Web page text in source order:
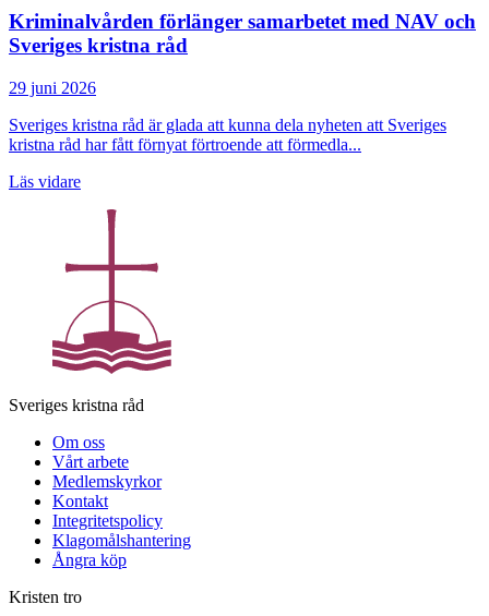
Kriminalvården förlänger samarbetet med NAV och
Sveriges kristna råd
29 juni 2026
Sveriges kristna råd är glada att kunna dela nyheten att Sveriges
kristna råd har fått förnyat förtroende att förmedla...
Läs vidare
Sveriges kristna råd
Om oss
Vårt arbete
Medlemskyrkor
Kontakt
Integritetspolicy
Klagomålshantering
Ångra köp
Kristen tro